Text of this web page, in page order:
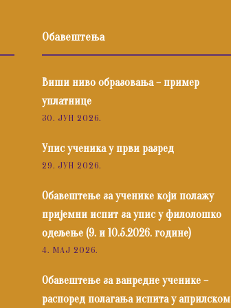
Обавештења
Виши ниво образовања – пример
уплатнице
30. ЈУН 2026.
Упис ученика у први разред
29. ЈУН 2026.
Обавештење за ученике који полажу
пријемни испит за упис у филолошко
одељење (9. и 10.5.2026. године)
4. МАЈ 2026.
Обавештење за ванредне ученике –
распоред полагања испита у априлском